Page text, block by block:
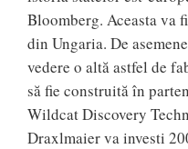
Bloomberg. Aceasta va
din Ungaria. De
vedere o altă astfel de
să fie construită în
Wildcat Discovery
Draxlmaier va investi